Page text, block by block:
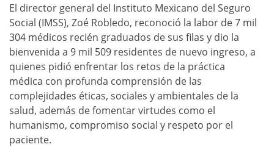
El director general del Instituto Mexicano del Seguro
Social (IMSS), Zoé Robledo, reconoció la labor de 7 mil
304 médicos recién graduados de sus filas y dio la
bienvenida a 9 mil 509 residentes de nuevo ingreso, a
quienes pidió enfrentar los retos de la práctica
médica con profunda comprensión de las
complejidades éticas, sociales y ambientales de la
salud, además de fomentar virtudes como el
humanismo, compromiso social y respeto por el
paciente.